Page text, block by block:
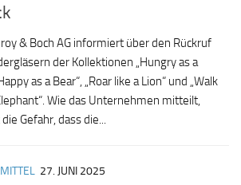
& Boch AG informiert über den Rückruf
der Kollektionen „Hungry as a
as a Bear“, „Roar like a Lion“ und „Walk
Wie das Unternehmen mitteilt,
Gefahr, dass die...
27. JUNI 2025